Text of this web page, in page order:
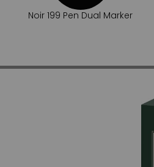
Noir 199 Pen Dual Marker